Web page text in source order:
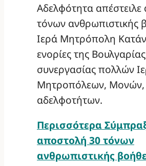
Αδελφότητα
τόνων ανθρωπιστικής
Ιερά Μητρόπολη
ενορίες της
συνεργασίας πολλών
Μητροπόλεων, Μονών,
αδελφοτήτων.
Περισσότερα
αποστολή 30 τόνων
ανθρωπιστικής